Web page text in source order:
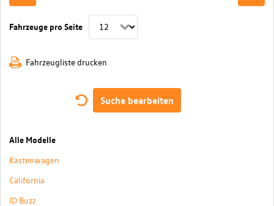
Fahrzeuge pro Seite
Fahrzeugliste drucken
Suche bearbeiten
Alle Modelle
Kastenwagen
California
ID Buzz